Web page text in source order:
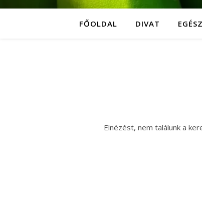
FŐOLDAL DIVAT
Elnézést, nem találunk a